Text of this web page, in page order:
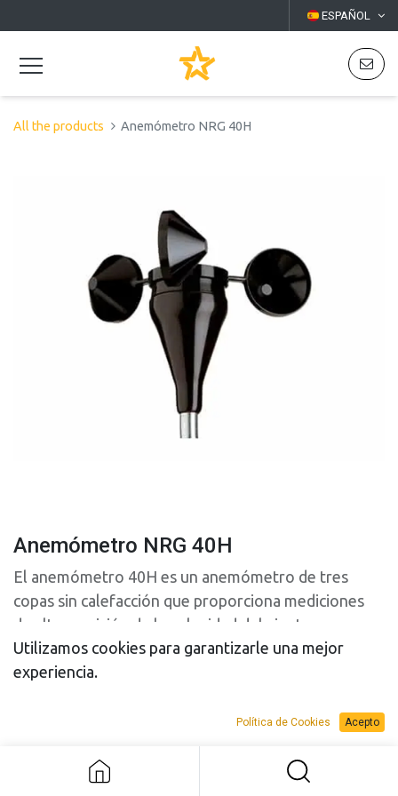
ESPAÑOL
All the products Anemómetro NRG 40H
Anemómetro NRG 40H
El anemómetro 40H es un anemómetro de tres
copas sin calefacción que proporciona mediciones
de alta precisión de la velocidad del viento.
PRESUPUESTO
VENTA
PRESUPUESTO
ALQUILER
Utilizamos cookies para garantizarle una mejor
experiencia.
Política de Cookies Acepto